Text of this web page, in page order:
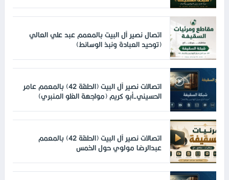
اتصال نصير آل البيت بالمعمم عبد علي العالي
(توحيد العبادة ونبذ الوسائط)
اتصالات نصير آل البيت (الحلقة 42) بالمعمم عامر
الحسيني-أبو كريم (مواجهة الغلو المنبري)
اتصالات نصير آل البيت (الحلقة 42) بالمعمم
عبدالرضا مولوي حول الخمس